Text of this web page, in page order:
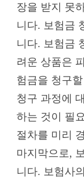
장을 받지 못
니다. 보험금
니다. 보험금
려운 상품은
험금을 청구
청구 과정에
하는 것이 필
절차를 미리
마지막으로,
니다. 보험사